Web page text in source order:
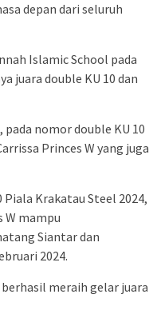
depan dari seluruh
Islamic School pada
juara double KU 10 dan
nomor double KU 10
Princes W yang juga
Krakatau Steel 2024,
W mampu
Siantar dan
2024.
meraih gelar juara